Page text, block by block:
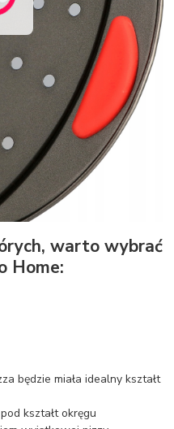
warto wybrać
Home:
będzie miała idealny kształt
kształt okręgu